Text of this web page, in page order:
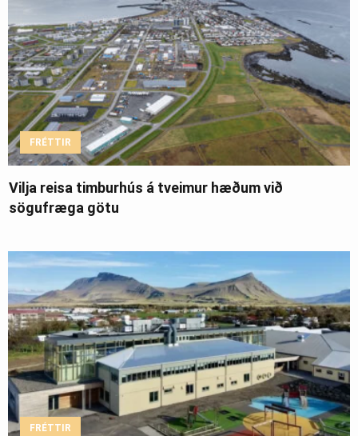
FRÉTTIR
Vilja reisa timburhús á tveimur hæðum við
sögufræga götu
FRÉTTIR